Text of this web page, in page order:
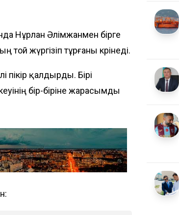
Нұрлан Әлімжанмен бірге
жүргізіп тұрғаны көрінеді.
қалдырды. Бірі
бір-біріне жарасымды